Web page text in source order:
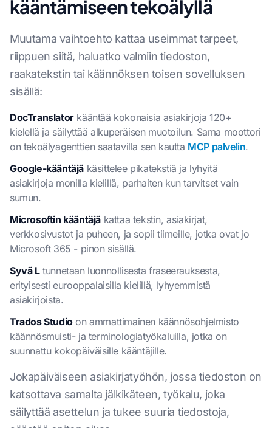
kääntämiseen tekoälyllä
Muutama vaihtoehto kattaa useimmat tarpeet,
riippuen siitä, haluatko valmiin tiedoston,
raakatekstin tai käännöksen toisen sovelluksen
sisällä:
DocTranslatorkääntää kokonaisia asiakirjoja 120+
kielellä ja säilyttää alkuperäisen muotoilun. Sama moottori
on tekoälyagenttien saatavilla sen kautta MCP palvelin.
Google-kääntäjä käsittelee pikatekstiä ja lyhyitä
asiakirjoja monilla kielillä, parhaiten kun tarvitset vain
sumun.
Microsoftin kääntäjä kattaa tekstin, asiakirjat,
verkkosivustot ja puheen, ja sopii tiimeille, jotka ovat jo
Microsoft 365 - pinon sisällä.
Syvä Ltunnetaan luonnollisesta fraseerauksesta,
erityisesti eurooppalaisilla kielillä, lyhyemmistä
asiakirjoista.
Trados Studioon ammattimainen käännösohjelmisto
käännösmuisti- ja terminologiatyökaluilla, jotka on
suunnattu kokopäiväisille kääntäjille.
Jokapäiväiseen asiakirjatyöhön, jossa tiedoston on
katsottava samalta jälkikäteen, työkalu, joka
säilyttää asettelun ja tukee suuria tiedostoja,